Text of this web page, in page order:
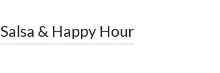
Salsa & Happy Hour